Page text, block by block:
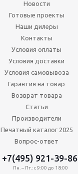
Новости
Готовые проекты
Наши дилеры
Контакты
Условия оплаты
Условия доставки
Условия самовывоза
Гарантия на товар
Возврат товара
Статьи
Производители
Печатный каталог 2025
Вопрос-ответ
+7(495) 921-39-86
Пн. – Пт.: с 9:00 до 18:00